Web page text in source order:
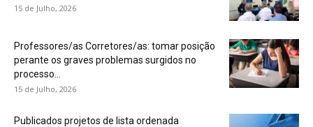
15 de Julho, 2026
Professores/as Corretores/as: tomar posição
perante os graves problemas surgidos no
processo...
15 de Julho, 2026
Publicados projetos de lista ordenada